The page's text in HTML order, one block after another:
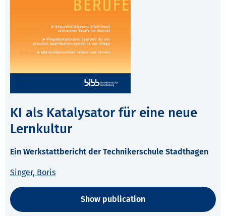
KI als Katalysator für eine neue
Lernkultur
Ein Werkstattbericht der Technikerschule Stadthagen
Singer, Boris
Show publication